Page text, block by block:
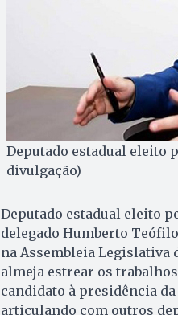
Deputado estadual eleito
divulgação)
Deputado estadual eleito
delegado Humberto
na Assembleia Legislativa
almeja estrear os
candidato à presidência
articulando com outros